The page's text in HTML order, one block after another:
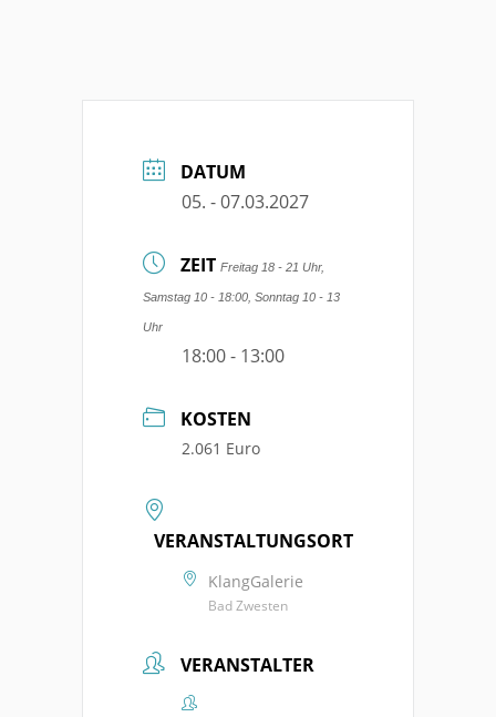
DATUM
05. - 07.03.2027
ZEIT Freitag 18 - 21 Uhr,
Samstag 10 - 18:00, Sonntag 10 - 13
Uhr
18:00 - 13:00
KOSTEN
2.061 Euro
VERANSTALTUNGSORT
KlangGalerie
Bad Zwesten
VERANSTALTER